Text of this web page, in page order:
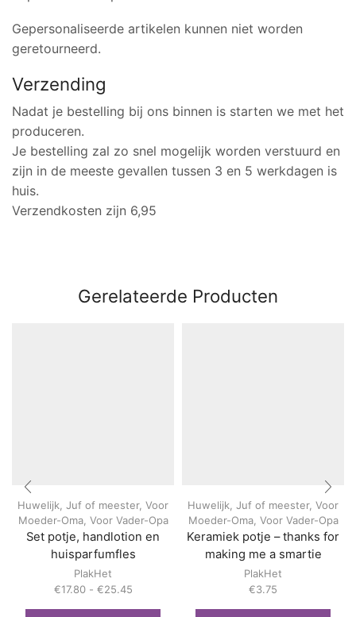
Gepersonaliseerde artikelen kunnen niet worden
geretourneerd.
Verzending
Nadat je bestelling bij ons binnen is starten we met het
produceren.
Je bestelling zal zo snel mogelijk worden verstuurd en
zijn in de meeste gevallen tussen 3 en 5 werkdagen is
huis.
Verzendkosten zijn 6,95
Gerelateerde Producten
Huwelijk Juf of meester, Voor
Moeder-Oma, Voor Vader-Opa
Set potje, handlotion en
huisparfumfles
PlakHet
€17.80 - €25.45Prijsklasse:
Huwelijk Juf of meester, Voor
Moeder-Oma, Voor Vader-Opa
Keramiek potje – thanks for
making me a smartie
PlakHet
€3.75